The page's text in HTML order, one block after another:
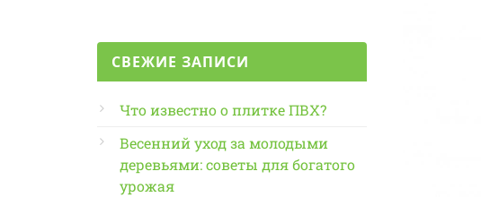
СВЕЖИЕ ЗАПИСИ
Что известно о плитке ПВХ?
Весенний уход за молодыми
деревьями: советы для богатого
урожая